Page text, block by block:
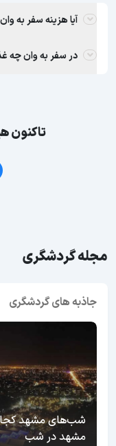
آیا هزینه سفر به
در سفر به وان چه
تاکنون
مجله گردشگری
جاذبه های گردشگری
مشهد در شب